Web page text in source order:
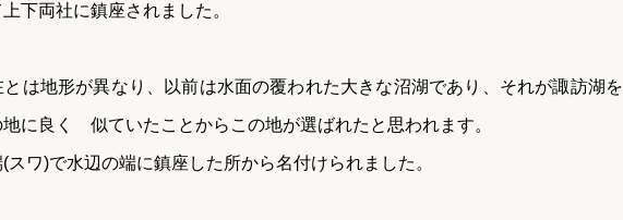
下両社に鎮座されました。
とは地形が異なり、以前は水面の覆われた大きな沼湖であり、それが諏訪湖を
に良く 似ていたことからこの地が選ばれたと思われます。
ワ)で水辺の端に鎮座した所から名付けられました。